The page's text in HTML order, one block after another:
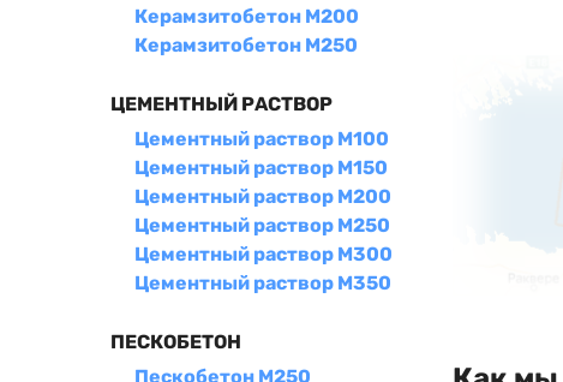
Керамзитобетон М200
Керамзитобетон М250
ЦЕМЕНТНЫЙ РАСТВОР
Цементный раствор М100
Цементный раствор М150
Цементный раствор М200
Цементный раствор М250
Цементный раствор М300
Цементный раствор М350
ПЕСКОБЕТОН
Пескобетон М250